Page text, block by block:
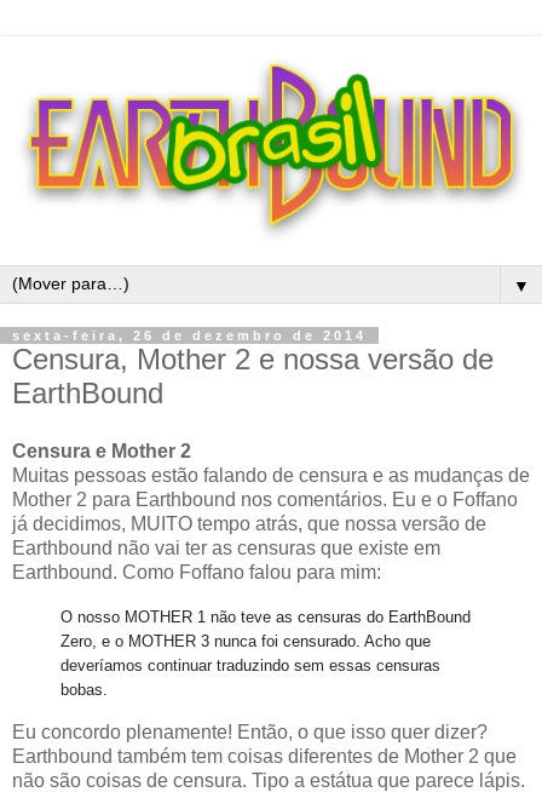
▼
sexta-feira, 26 de dezembro de 2014
Censura, Mother 2 e nossa versão de
EarthBound
Censura e Mother 2
Muitas pessoas estão falando de censura e as mudanças de
Mother 2 para Earthbound nos comentários. Eu e o Foffano
já decidimos, MUITO tempo atrás, que nossa versão de
Earthbound não vai ter as censuras que existe em
Earthbound. Como Foffano falou para mim:
O nosso MOTHER 1 não teve as censuras do EarthBound
Zero, e o MOTHER 3 nunca foi censurado. Acho que
deveríamos continuar traduzindo sem essas censuras
bobas.
Eu concordo plenamente! Então, o que isso quer dizer?
Earthbound também tem coisas diferentes de Mother 2 que
não são coisas de censura. Tipo a estátua que parece lápis.